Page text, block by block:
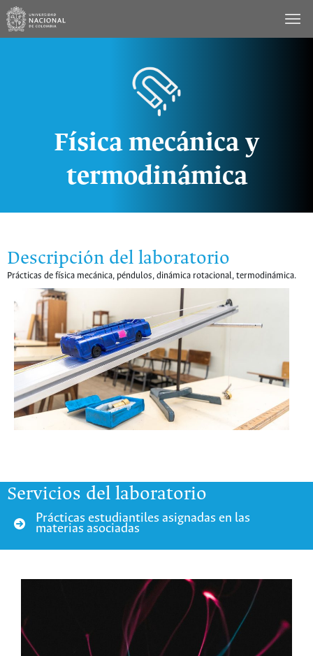
Saltar
contenido
Física mecánica y
termodinámica
Descripción del laboratorio
Prácticas de física mecánica, péndulos, dinámica rotacional, termodinámica.
Servicios del laboratorio
Prácticas estudiantiles asignadas en las
materias asociadas